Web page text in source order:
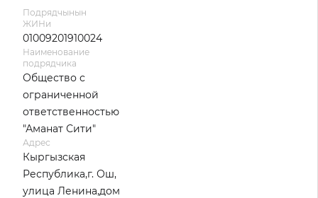
Подрядчынын
ЖИНи
01009201910024
Наименование
подрядчика
Общество с
ограниченной
ответственностью
"Аманат Сити"
Адрес
Кыргызская
Республика,г. Ош,
улица Ленина,дом